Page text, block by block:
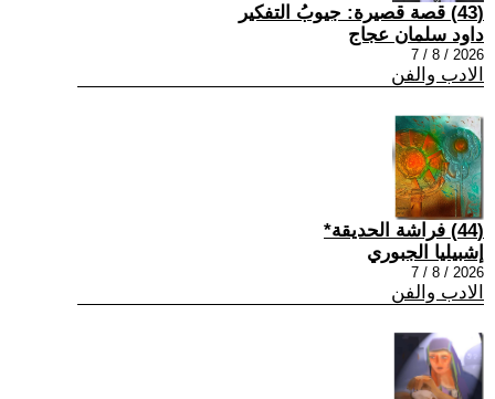
(43) قصة قصيرة: جيوبُ التفكير
داود سلمان عجاج
2026 / 8 / 7
الادب والفن
(44) فراشة الحديقة*
إشبيليا الجبوري
2026 / 8 / 7
الادب والفن